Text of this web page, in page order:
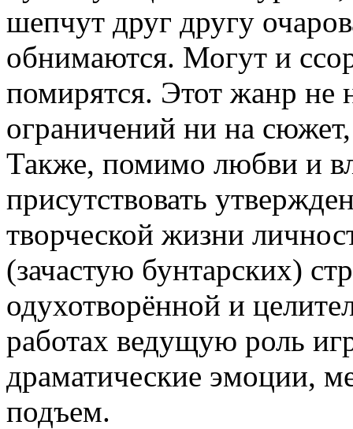
шепчут друг другу
обнимаются. Могут и
помирятся. Этот жанр не
ограничений ни на
Также, помимо любви и
присутствовать
творческой жизни
(зачастую бунтарских)
одухотворённой и
работах ведущую роль
драматические эмоции,
подъем.